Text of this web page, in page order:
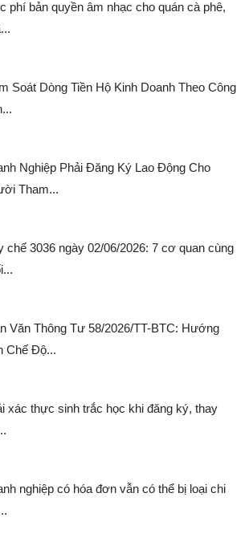
phí bản quyền âm nhạc cho quán cà phê,
Soát Dòng Tiền Hộ Kinh Doanh Theo Công
Nghiệp Phải Đăng Ký Lao Động Cho
Tham...
chế 3036 ngày 02/06/2026: 7 cơ quan cùng
Văn Thông Tư 58/2026/TT-BTC: Hướng
Chế Độ...
xác thực sinh trắc học khi đăng ký, thay
nghiệp có hóa đơn vẫn có thể bị loại chi